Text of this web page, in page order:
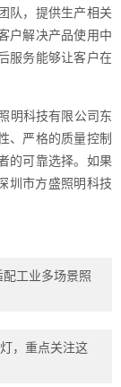
队，提供生产相关
户解决产品使用中
服务能够让客户在
明科技有限公司东
、严格的质量控制
的可靠选择。如果
圳市方盛照明科技
工业多场景照
，重点关注这